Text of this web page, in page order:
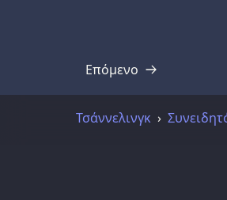
Επόμενο
Απομαγνητοφώνηση
Τσάννελινγκ